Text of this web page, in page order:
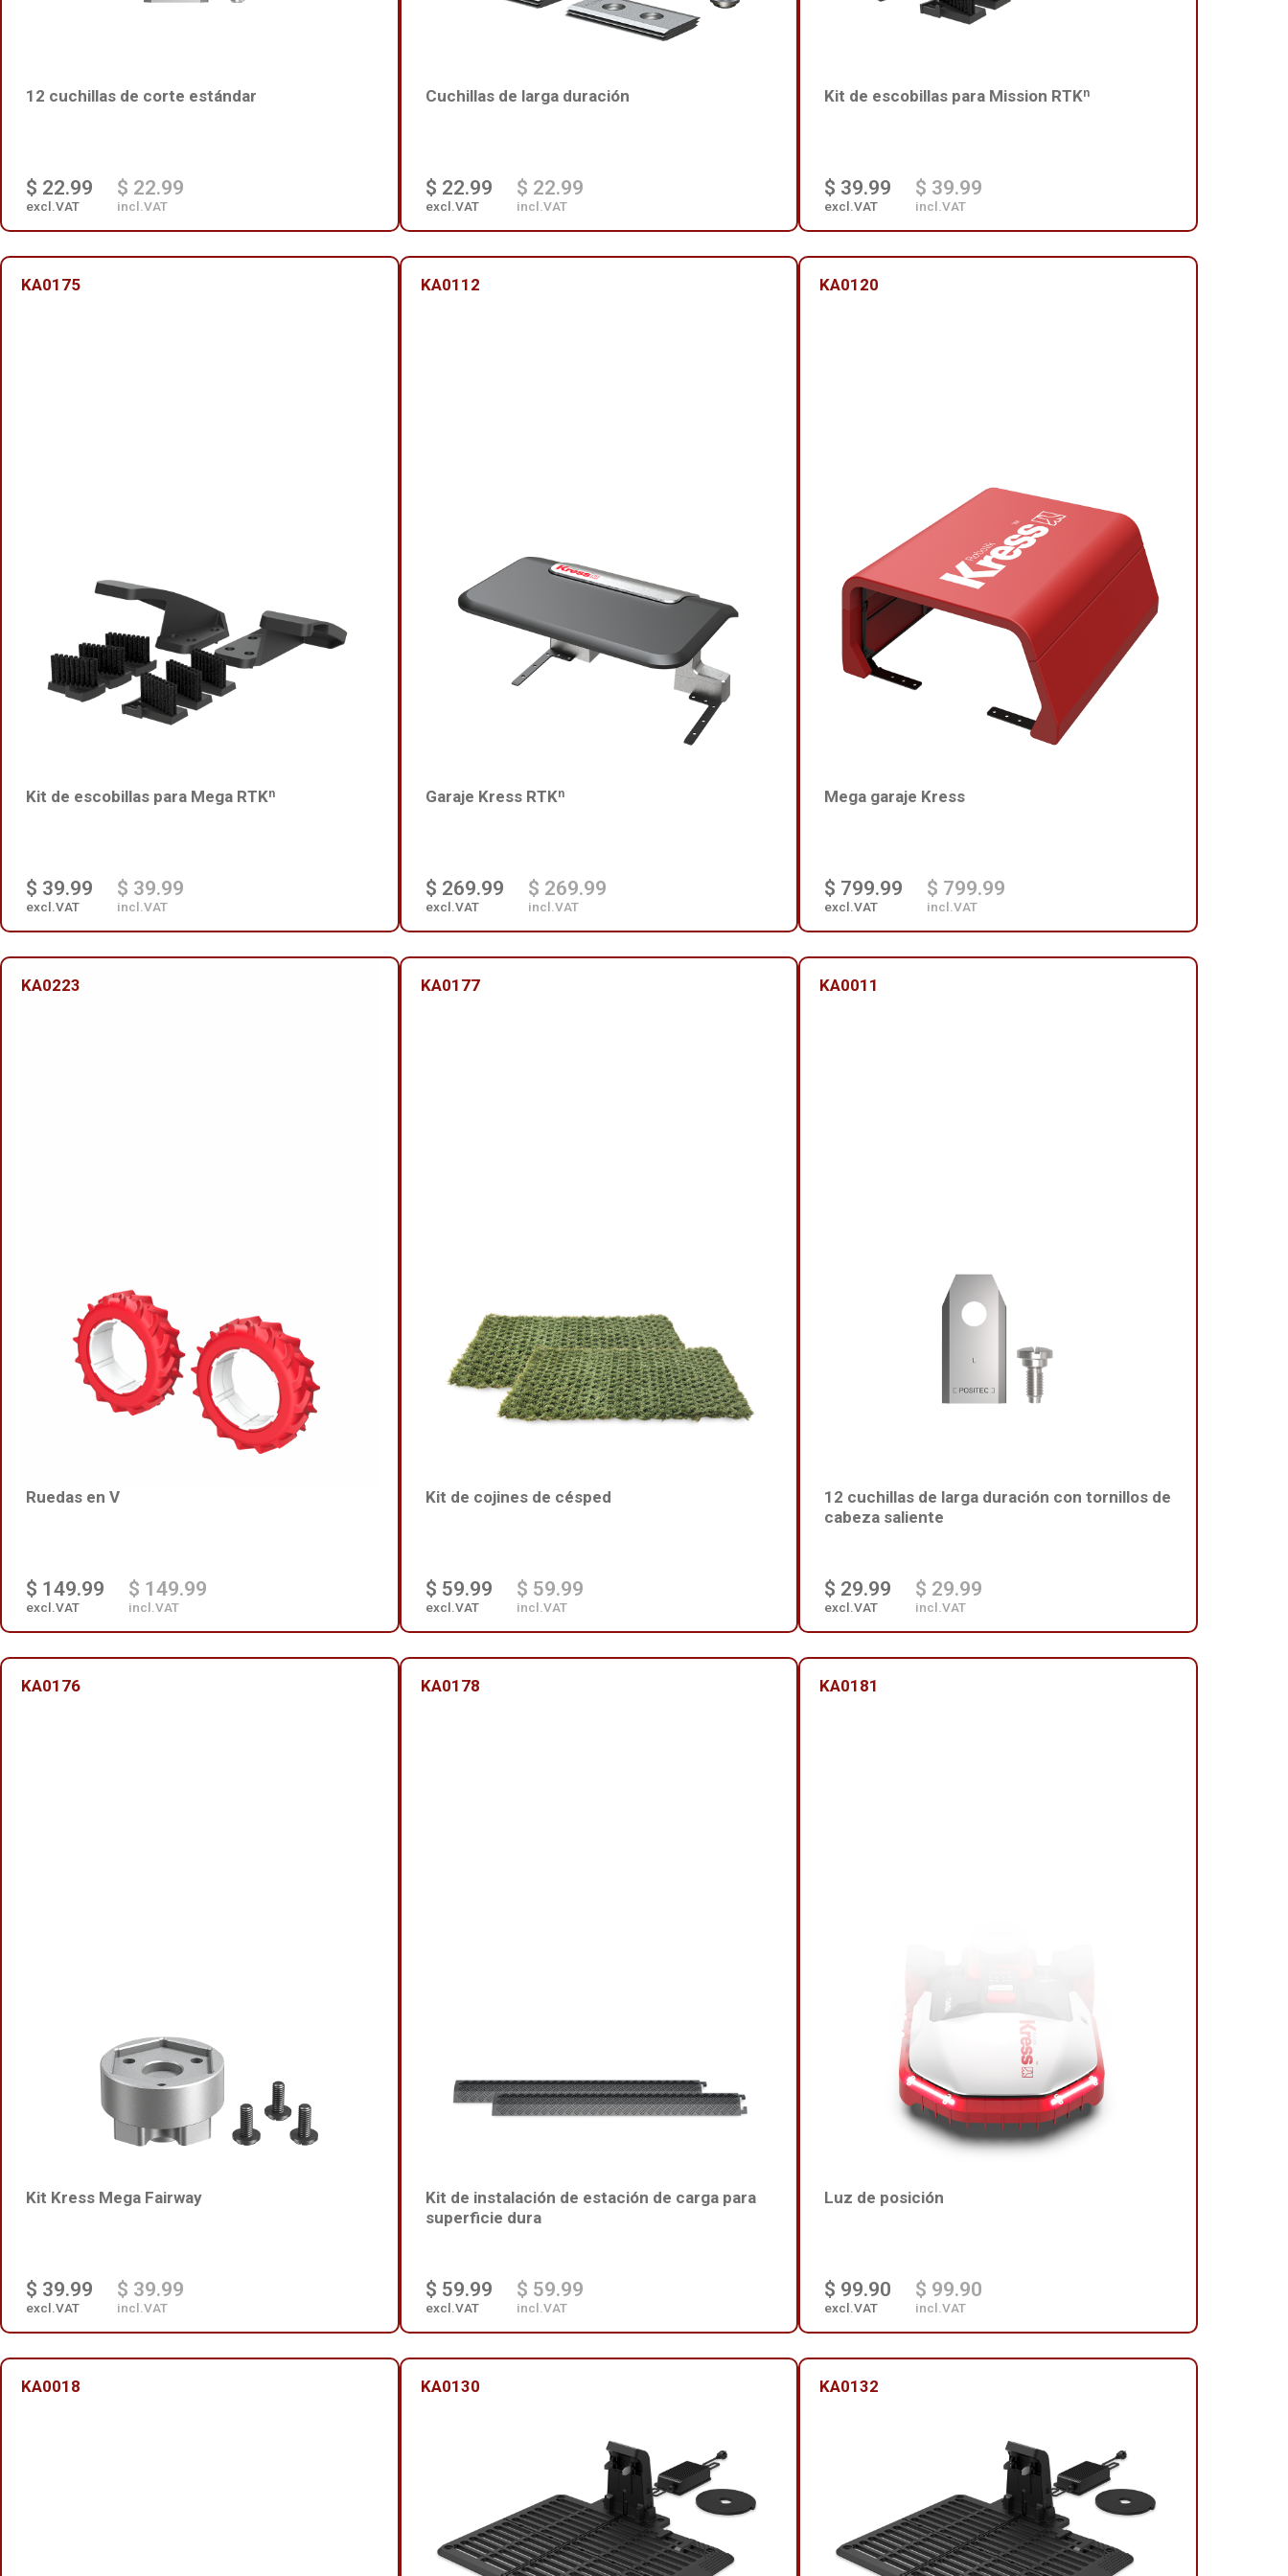
12 cuchillas de corte estándar
$ 22.99
excl.VAT
$ 22.99
incl.VAT
Cuchillas de larga duración
$ 22.99
excl.VAT
$ 22.99
incl.VAT
Kit de escobillas para Mission RTKⁿ
$ 39.99
excl.VAT
$ 39.99
incl.VAT
KA0175
Kit de escobillas para Mega RTKⁿ
$ 39.99
excl.VAT
$ 39.99
incl.VAT
KA0112
Garaje Kress RTKⁿ
$ 269.99
excl.VAT
$ 269.99
incl.VAT
KA0120
Mega garaje Kress
$ 799.99
excl.VAT
$ 799.99
incl.VAT
KA0223
Ruedas en V
$ 149.99
excl.VAT
$ 149.99
incl.VAT
KA0177
Kit de cojines de césped
$ 59.99
excl.VAT
$ 59.99
incl.VAT
KA0011
12 cuchillas de larga duración con tornillos de
cabeza saliente
$ 29.99
excl.VAT
$ 29.99
incl.VAT
KA0176
Kit Kress Mega Fairway
$ 39.99
excl.VAT
$ 39.99
incl.VAT
KA0178
Kit de instalación de estación de carga para
superficie dura
$ 59.99
excl.VAT
$ 59.99
incl.VAT
KA0181
Luz de posición
$ 99.90
excl.VAT
$ 99.90
incl.VAT
KA0018 KA0130 KA0132